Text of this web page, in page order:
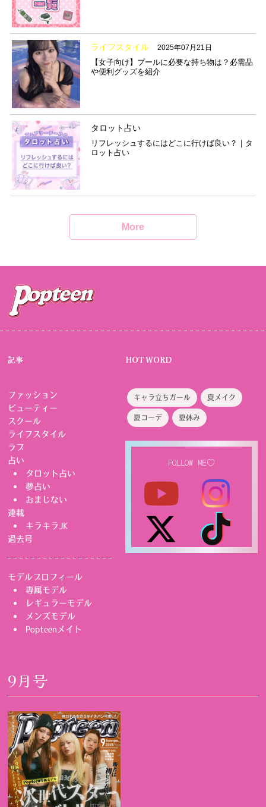
ライフスタイル 2025年07月21日
【女子向け】プールに必要な持ち物は？必需品
や便利グッズを紹介
タロット占い
リフレッシュするにはどこに行けば良い？｜タ
ロット占い
More
記事
ファッション
ビューティー
スクール
ライフスタイル
ラブ
占い
タロット占い
夢占い
おまじない
連載
キラキラJK
過去号
モデルプロフィール
専属モデル
レギュラーモデル
メンズモデル
Popteenメイト
HOT WORD
キャラ立ちガール 夏メイク
夏コーデ 夏休み
FOLLOW ME♡
9月号